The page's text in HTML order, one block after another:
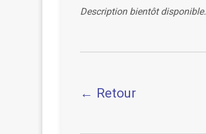
Description bientôt disponible.
← Retour